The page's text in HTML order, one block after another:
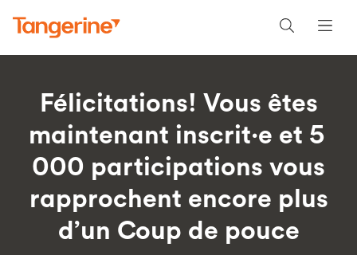
Félicitations! Vous êtes
maintenant inscrit·e et 5
000 participations vous
rapprochent encore plus
d’un Coup de pouce